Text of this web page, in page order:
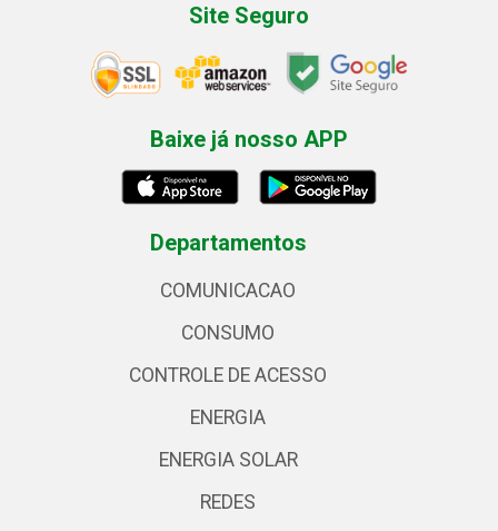
Site Seguro
Baixe já nosso APP
Departamentos
COMUNICACAO
CONSUMO
CONTROLE DE ACESSO
ENERGIA
ENERGIA SOLAR
REDES